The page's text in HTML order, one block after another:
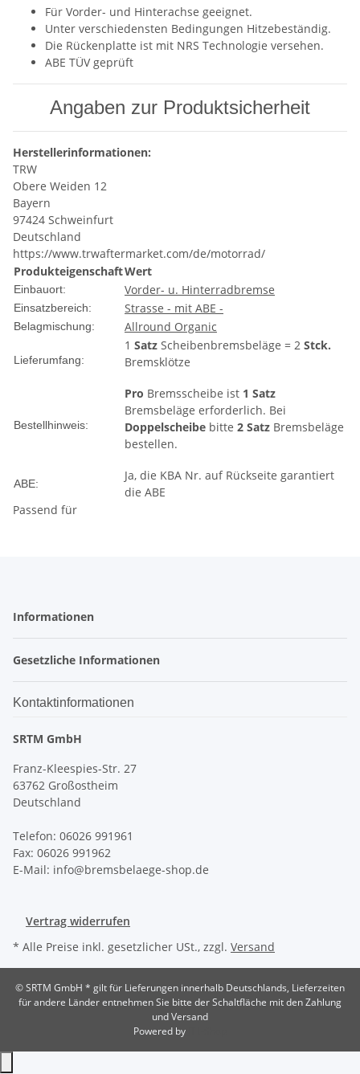
Für Vorder- und Hinterachse geeignet.
Unter verschiedensten Bedingungen Hitzebeständig.
Die Rückenplatte ist mit NRS Technologie versehen.
ABE TÜV geprüft
Angaben zur Produktsicherheit
Herstellerinformationen:
TRW
Obere Weiden 12
Bayern
97424 Schweinfurt
Deutschland
https://www.trwaftermarket.com/de/motorrad/
ProdukteigenschaftWert
Einbauort: Vorder- u. Hinterradbremse
Einsatzbereich: Strasse - mit ABE -
Belagmischung: Allround Organic
Lieferumfang:
1 Satz Scheibenbremsbeläge = 2 Stck.
Bremsklötze
Bestellhinweis:
Pro Bremsscheibe ist 1 Satz
Bremsbeläge erforderlich. Bei
Doppelscheibe bitte 2 Satz Bremsbeläge
bestellen.
ABE:
Ja, die KBA Nr. auf Rückseite garantiert
die ABE
Passend für
Informationen
Gesetzliche Informationen
Kontaktinformationen
SRTM GmbH
Franz-Kleespies-Str. 27
63762 Großostheim
Deutschland
Telefon: 06026 991961
Fax: 06026 991962
E-Mail: info@bremsbelaege-shop.de
Vertrag widerrufen
* Alle Preise inkl. gesetzlicher USt., zzgl. Versand
© SRTM GmbH * gilt für Lieferungen innerhalb Deutschlands, Lieferzeiten
für andere Länder entnehmen Sie bitte der Schaltfläche mit den Zahlung
und Versand
Powered by